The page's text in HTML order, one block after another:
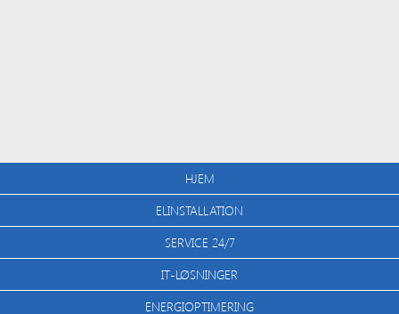
HJEM
ELINSTALLATION
SERVICE 24/7
IT-LØSNINGER
ENERGIOPTIMERING